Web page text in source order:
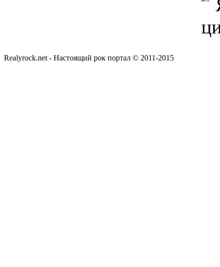
Realyrock.net - Настоящий рок портал © 2011-2015